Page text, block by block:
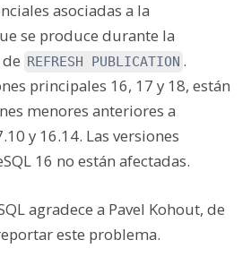
asociadas a la
se produce durante la
REFRESH PUBLICATION .
principales 16, 17 y 18, están
menores anteriores a
y 16.14. Las versiones
16 no están afectadas.
agradece a Pavel Kohout, de
este problema.